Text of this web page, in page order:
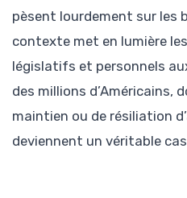
pèsent lourdement sur les
contexte met en lumière
législatifs et personnels
des millions d’Américains,
maintien ou de résiliation
deviennent un véritable